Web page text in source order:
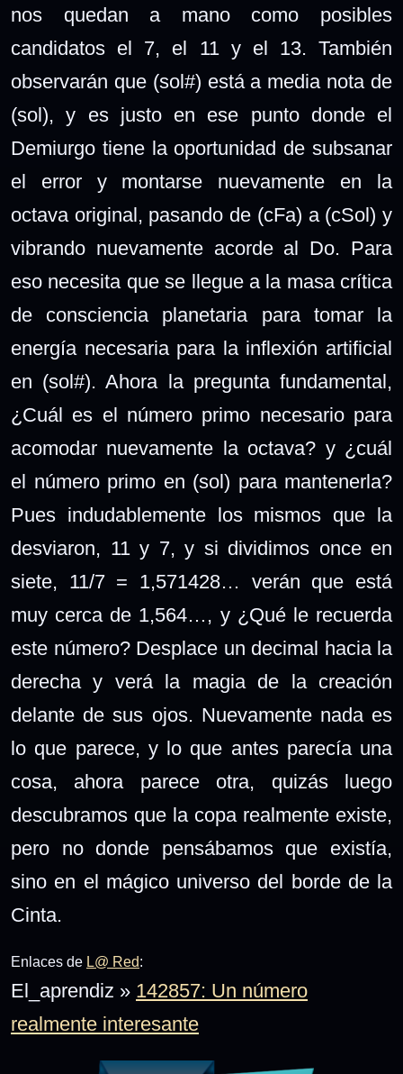
nos quedan a mano como posibles
candidatos el 7, el 11 y el 13. También
observarán que (sol#) está a media nota de
(sol), y es justo en ese punto donde el
Demiurgo tiene la oportunidad de subsanar
el error y montarse nuevamente en la
octava original, pasando de (cFa) a (cSol) y
vibrando nuevamente acorde al Do. Para
eso necesita que se llegue a la masa crítica
de consciencia planetaria para tomar la
energía necesaria para la inflexión artificial
en (sol#). Ahora la pregunta fundamental,
¿Cuál es el número primo necesario para
acomodar nuevamente la octava? y ¿cuál
el número primo en (sol) para mantenerla?
Pues indudablemente los mismos que la
desviaron, 11 y 7, y si dividimos once en
siete, 11/7 = 1,571428… verán que está
muy cerca de 1,564…, y ¿Qué le recuerda
este número? Desplace un decimal hacia la
derecha y verá la magia de la creación
delante de sus ojos. Nuevamente nada es
lo que parece, y lo que antes parecía una
cosa, ahora parece otra, quizás luego
descubramos que la copa realmente existe,
pero no donde pensábamos que existía,
sino en el mágico universo del borde de la
Cinta.
Enlaces de L@ Red:
El_aprendiz » 142857: Un número
realmente interesante